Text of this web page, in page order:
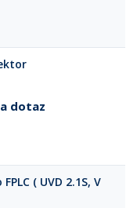
dotaz